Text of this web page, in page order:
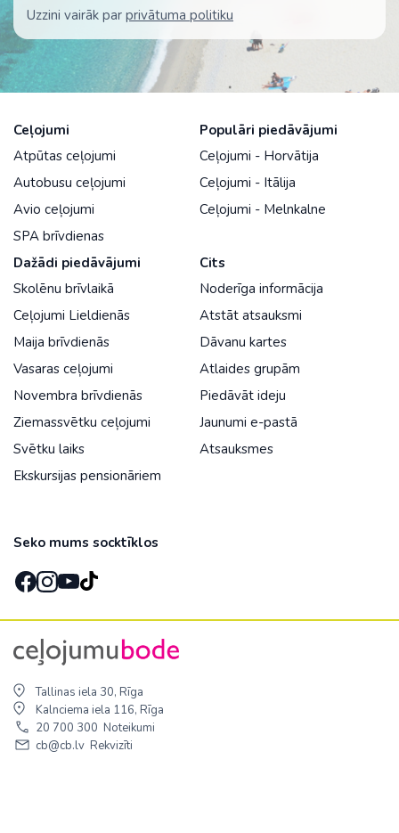
Uzzini vairāk par privātuma politiku
Ceļojumi
Atpūtas ceļojumi
Autobusu ceļojumi
Avio ceļojumi
SPA brīvdienas
Populāri piedāvājumi
Ceļojumi - Horvātija
Ceļojumi - Itālija
Ceļojumi - Melnkalne
Dažādi piedāvājumi
Skolēnu brīvlaikā
Ceļojumi Lieldienās
Maija brīvdienās
Vasaras ceļojumi
Novembra brīvdienās
Ziemassvētku ceļojumi
Svētku laiks
Ekskursijas pensionāriem
Cits
Noderīga informācija
Atstāt atsauksmi
Dāvanu kartes
Atlaides grupām
Piedāvāt ideju
Jaunumi e-pastā
Atsauksmes
Seko mums socktīklos
Tallinas iela 30, Rīga
Kalnciema iela 116, Rīga
20 700 300 Noteikumi
cb@cb.lv Rekvizīti